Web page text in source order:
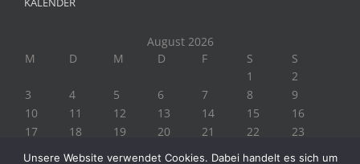
August 2026
M
D M D F S
S
1
2
3
4 5 6 7 8
9
10
11 12 13 14 15
16
17
18 19 20 21 22
23
Unsere Website verwendet Cookies. Dabei handelt es sich um